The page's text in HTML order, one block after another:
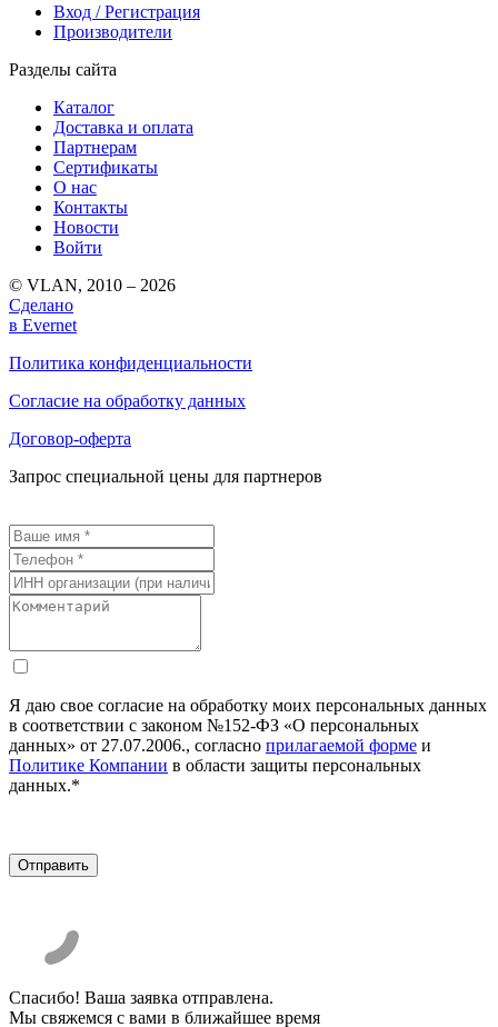
Вход / Регистрация
Производители
Разделы сайта
Каталог
Доставка и оплата
Партнерам
Сертификаты
О нас
Контакты
Новости
Войти
© VLAN, 2010 – 2026
Сделано
в Evernet
Политика конфиденциальности
Согласие на обработку данных
Договор-оферта
Запрос специальной цены для партнеров
Я даю свое согласие на обработку моих персональных данных
в соответствии с законом №152-ФЗ «О персональных
данных» от 27.07.2006., согласно прилагаемой форме и
Политике Компании в области защиты персональных
данных.*
Спасибо! Ваша заявка отправлена.
Мы свяжемся с вами в ближайшее время